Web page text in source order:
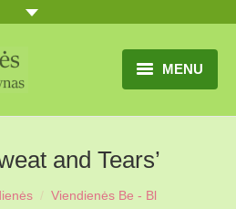
MENU
KATALOGAS
and Tears’
Viendienės Be - Bl